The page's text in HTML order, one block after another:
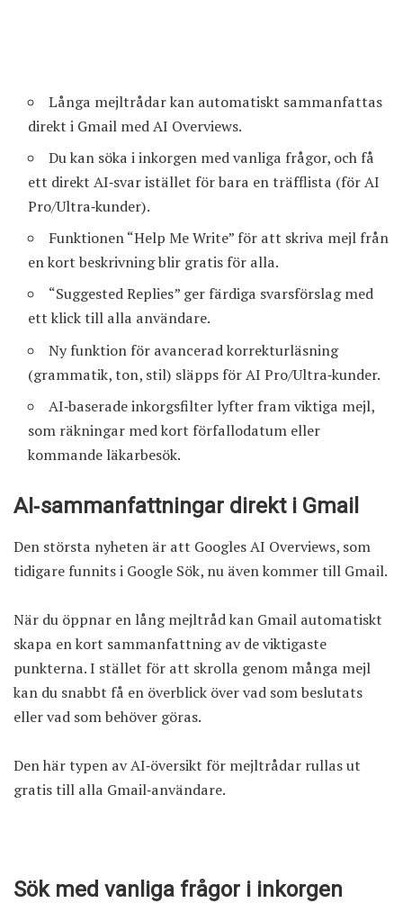
Långa mejltrådar kan automatiskt sammanfattas
direkt i Gmail med AI Overviews.
Du kan söka i inkorgen med vanliga frågor, och få
ett direkt AI‑svar istället för bara en träfflista (för AI
Pro/Ultra‑kunder).
Funktionen “Help Me Write” för att skriva mejl från
en kort beskrivning blir gratis för alla.
“Suggested Replies” ger färdiga svarsförslag med
ett klick till alla användare.
Ny funktion för avancerad korrekturläsning
(grammatik, ton, stil) släpps för AI Pro/Ultra‑kunder.
AI‑baserade inkorgsfilter lyfter fram viktiga mejl,
som räkningar med kort förfallodatum eller
kommande läkarbesök.
AI‑sammanfattningar direkt i Gmail
Den största nyheten är att Googles AI Overviews, som
tidigare funnits i Google Sök, nu även kommer till Gmail.
När du öppnar en lång mejltråd kan Gmail automatiskt
skapa en kort sammanfattning av de viktigaste
punkterna. I stället för att skrolla genom många mejl
kan du snabbt få en överblick över vad som beslutats
eller vad som behöver göras.
Den här typen av AI‑översikt för mejltrådar rullas ut
gratis till alla Gmail‑användare.
Sök med vanliga frågor i inkorgen